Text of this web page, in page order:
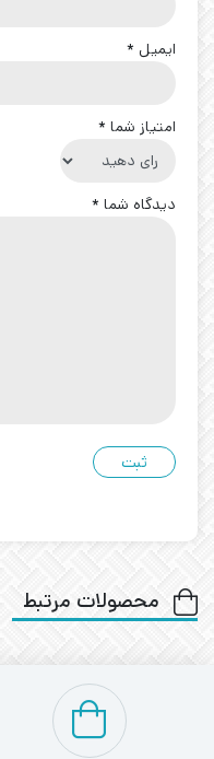
ایمیل *
امتیاز شما *
دیدگاه شما *
محصولات مرتبط